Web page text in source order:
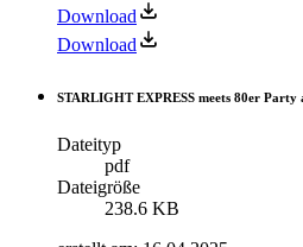
Download
Download
STARLIGHT EXPRESS meets 80er Party
Dateityp
pdf
Dateigröße
238.6 KB